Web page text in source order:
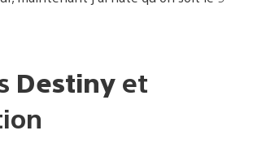
Destiny et